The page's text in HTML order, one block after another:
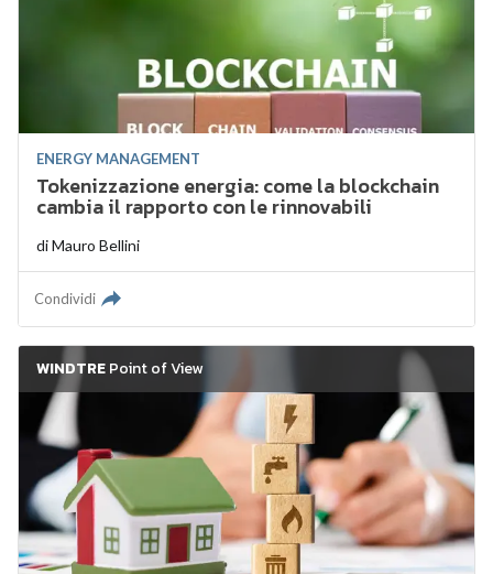
ENERGY MANAGEMENT
Tokenizzazione energia: come la blockchain
cambia il rapporto con le rinnovabili
diMauro Bellini
Condividi
WINDTREPoint of View